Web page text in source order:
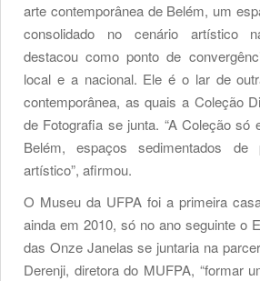
arte contemporânea de Belém, um
consolidado no cenário artístico
destacou como ponto de
local e a nacional. Ele é o lar de
contemporânea, as quais a Coleção
de Fotografia se junta. “A Coleção só
Belém, espaços sedimentados de
artístico”, afirmou.
O Museu da UFPA foi a primeira
ainda em 2010, só no ano seguinte o
das Onze Janelas se juntaria na
Derenji, diretora do MUFPA, “formar